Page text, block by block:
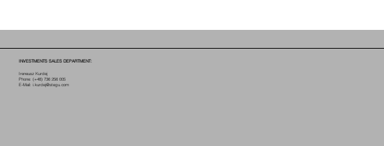
INVESTMENTS SALES DEPARTMENT:
Ireneusz Kurdej
Phone:(+48) 736 256 005
E-Mail:i.kurdej@stegu.com